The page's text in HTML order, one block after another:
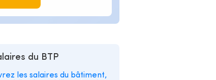
du BTP
les salaires du bâtiment,